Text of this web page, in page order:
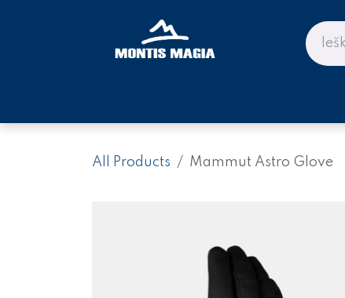
All Products Mammut Astro Glove